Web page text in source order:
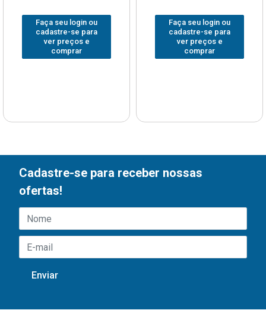
Faça seu login ou
cadastre-se para
ver preços e
comprar
Faça seu login ou
cadastre-se para
ver preços e
comprar
Cadastre-se para receber nossas
ofertas!